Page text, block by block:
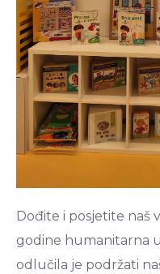
Dođite i posjetite naš
godine humanitarna
odlučila je podržati